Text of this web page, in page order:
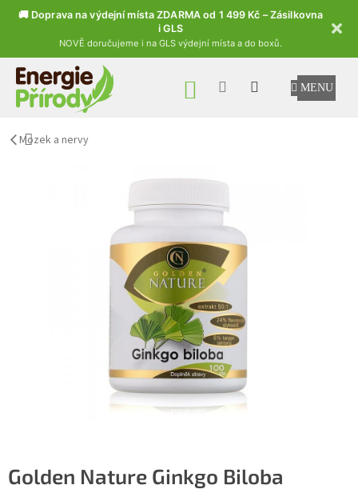
🚚 Doprava na výdejní místa ZDARMA od 1 499 Kč – Zásilkovna
i GLS
NOVĚ doručujeme i na GLS výdejní místa a do boxů.
Přejít na obsah
NÁKUPNÍ KOŠÍK
Mozek a nervy
Golden Nature Ginkgo Biloba